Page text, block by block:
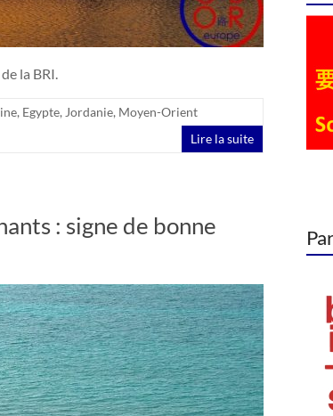
la BRI.
, Egypte, Jordanie, Moyen-Orient
Lire la suite
: signe de bonne